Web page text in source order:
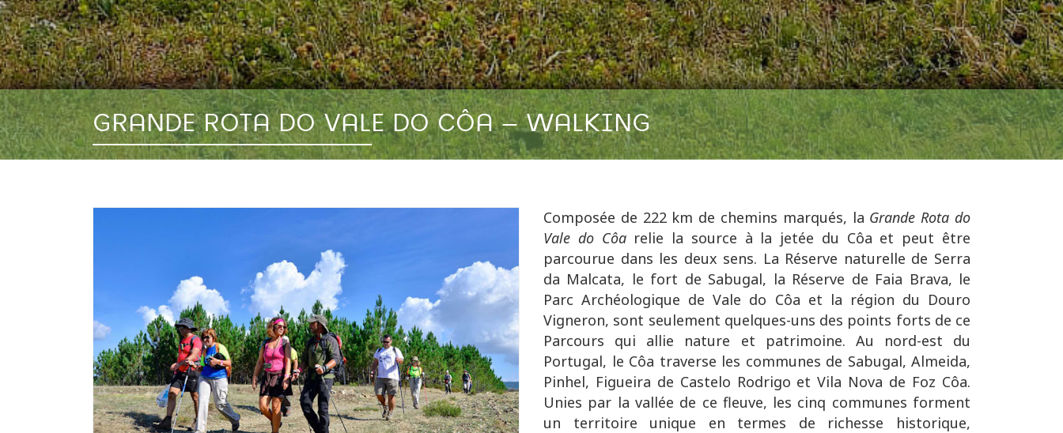
GRANDE ROTA DO VALE DO CÔA – WALKING
Composée de 222 km de chemins marqués, la Grande Rota do
Vale do Côarelie la source à la jetée du Côa et peut être
parcourue dans les deux sens. La Réserve naturelle de Serra
da Malcata, le fort de Sabugal, la Réserve de Faia Brava, le
Parc Archéologique de Vale do Côa et la région du Douro
Vigneron, sont seulement quelques-uns des points forts de ce
Parcours qui allie nature et patrimoine. Au nord-est du
Portugal, le Côa traverse les communes de Sabugal, Almeida,
Pinhel, Figueira de Castelo Rodrigo et Vila Nova de Foz Côa.
Unies par la vallée de ce fleuve, les cinq communes forment
un territoire unique en termes de richesse historique,